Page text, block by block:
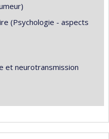
(Psychologie - aspects
et neurotransmission